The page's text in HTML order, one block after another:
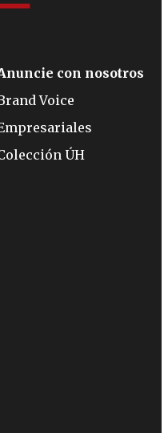
con nosotros
Voice
ÚH